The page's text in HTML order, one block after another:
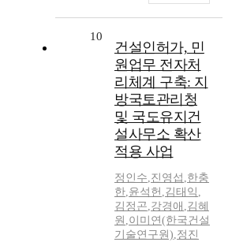
10
건설인허가, 민
원업무 전자처
리체계 구축: 지
방국토관리청
및 국도유지건
설사무소 확산
적용 사업
정인수,진영섭 ,한충
한,윤석헌 ,김태익 ,
김정곤,강경애 ,김혜
원 ,이미연(한국건설
기술연구원),정진